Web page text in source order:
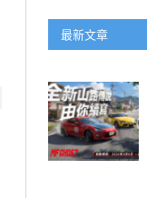
最新文章